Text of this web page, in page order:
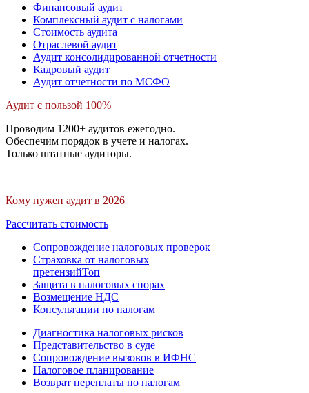
Финансовый аудит
Комплексный аудит с налогами
Стоимость аудита
Отраслевой аудит
Аудит консолидированной отчетности
Кадровый аудит
Аудит отчетности по МСФО
Аудит с пользой 100%
Проводим 1200+ аудитов ежегодно.
Обеспечим порядок в учете и налогах.
Только штатные аудиторы.
Кому нужен аудит в 2026
Рассчитать стоимость
Сопровождение налоговых проверок
Страховка от налоговых
претензийТоп
Защита в налоговых спорах
Возмещение НДС
Консультации по налогам
Диагностика налоговых рисков
Представительство в суде
Сопровождение вызовов в ИФНС
Налоговое планирование
Возврат переплаты по налогам